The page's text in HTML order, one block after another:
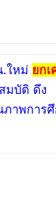
ใหม่ ยกเ
มบัติ ดึง
าพการศึ